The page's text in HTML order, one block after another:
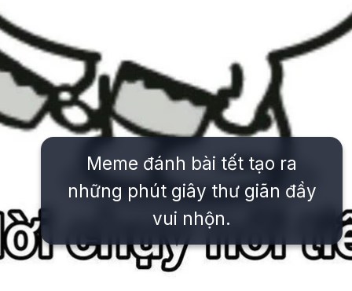
Meme đánh bài tết tạo ra
những phút giây thư giãn đầy
vui nhộn.